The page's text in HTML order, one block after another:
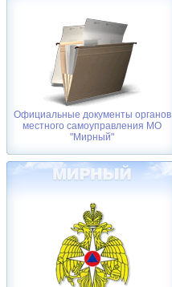
Официальные документы органов
местного самоуправления МО
"Мирный"